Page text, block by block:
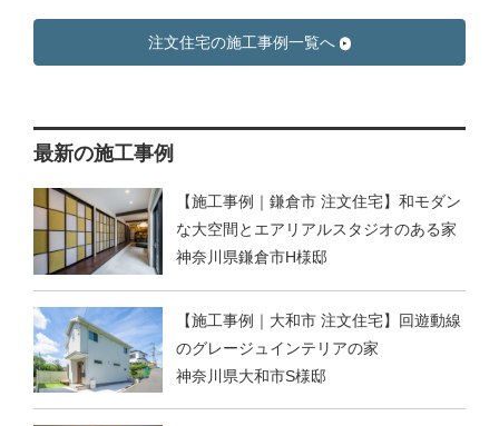
注文住宅の施工事例一覧へ
最新の施工事例
【施工事例｜鎌倉市 注文住宅】和モダン
な大空間とエアリアルスタジオのある家
神奈川県鎌倉市H様邸
【施工事例｜大和市 注文住宅】回遊動線
のグレージュインテリアの家
神奈川県大和市S様邸